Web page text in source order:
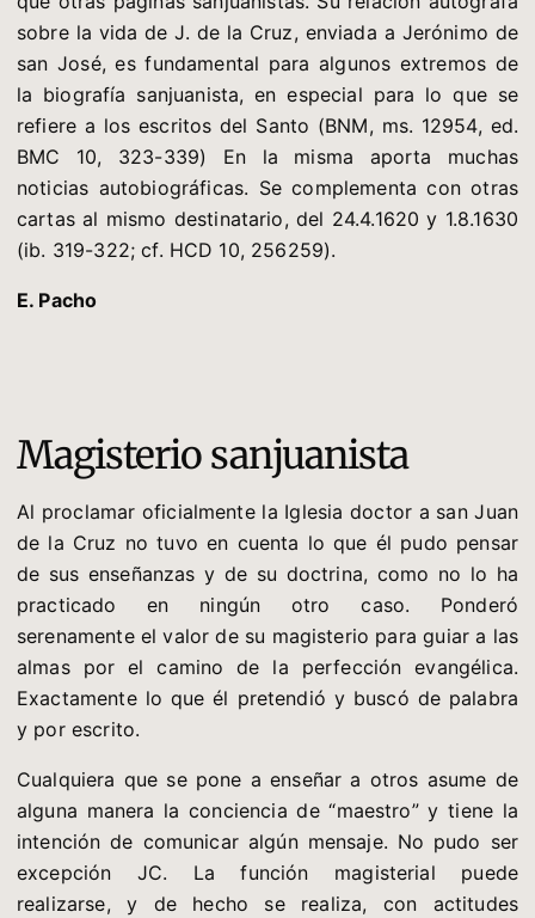
sobre la vida de J. de la Cruz, enviada a Jerónimo de
san José, es fundamental para algunos extremos de
la biografía sanjuanista, en especial para lo que se
refiere a los escritos del Santo (BNM, ms. 12954, ed.
BMC 10, 323-339) En la misma aporta muchas
noticias autobiográficas. Se complementa con otras
cartas al mismo destinatario, del 24.4.1620 y 1.8.1630
(ib. 319-322; cf. HCD 10, 256259).
E. Pacho
Magisterio sanjuanista
Al proclamar oficialmente la Iglesia doctor a san Juan
de la Cruz no tuvo en cuenta lo que él pudo pensar
de sus enseñanzas y de su doctrina, como no lo ha
practicado en ningún otro caso. Ponderó
serenamente el valor de su magisterio para guiar a las
almas por el camino de la perfección evangélica.
Exactamente lo que él pretendió y buscó de palabra
y por escrito.
Cualquiera que se pone a enseñar a otros asume de
alguna manera la conciencia de “maestro” y tiene la
intención de comunicar algún mensaje. No pudo ser
excepción JC. La función magisterial puede
realizarse, y de hecho se realiza, con actitudes